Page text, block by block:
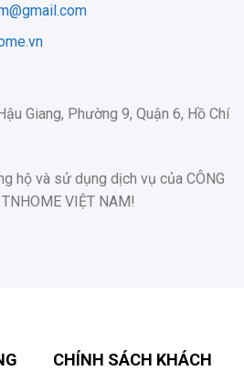
Giang, Phường 9, Quận 6, Hồ Chí
hộ và sử dụng dịch vụ của CÔNG
VIỆT NAM!
CHÍNH SÁCH KHÁCH